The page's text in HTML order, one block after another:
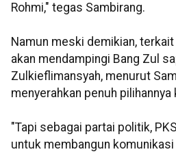
Rohmi," tegas Sambirang.
Namun meski demikian,
akan mendampingi Bang Zul
Zulkieflimansyah, menurut
menyerahkan penuh pilihannya
"Tapi sebagai partai politik,
untuk membangun